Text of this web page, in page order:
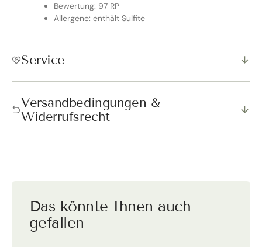
Bewertung: 97 RP
Allergene: enthält Sulfite
Service
Versandbedingungen &
Widerrufsrecht
Das könnte Ihnen auch
gefallen